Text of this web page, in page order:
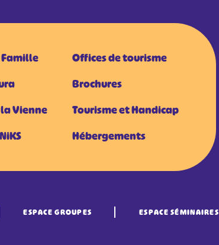
Vienne
Offices de tourisme
Brochures
Tourisme et Handicap
Hébergements
ESPACE GROUPES ESPACE SÉMINAIRES